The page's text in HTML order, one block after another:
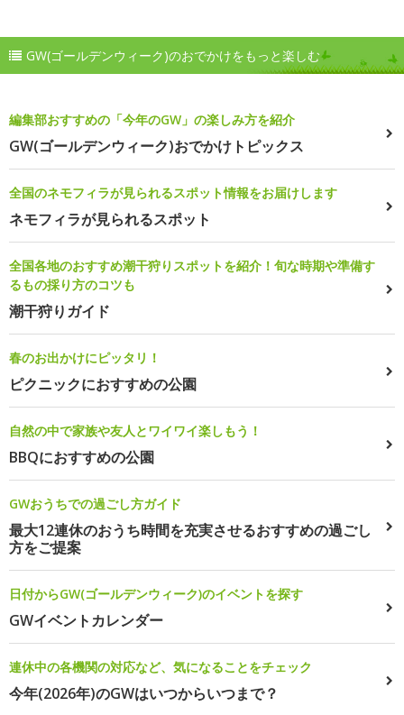
GW(ゴールデンウィーク)のおでかけをもっと楽しむ
編集部おすすめの「今年のGW」の楽しみ方を紹介
GW(ゴールデンウィーク)おでかけトピックス
全国のネモフィラが見られるスポット情報をお届けします
ネモフィラが見られるスポット
全国各地のおすすめ潮干狩りスポットを紹介！旬な時期や準備す
るもの採り方のコツも
潮干狩りガイド
春のお出かけにピッタリ！
ピクニックにおすすめの公園
自然の中で家族や友人とワイワイ楽しもう！
BBQにおすすめの公園
GWおうちでの過ごし方ガイド
最大12連休のおうち時間を充実させるおすすめの過ごし
方をご提案
日付からGW(ゴールデンウィーク)のイベントを探す
GWイベントカレンダー
連休中の各機関の対応など、気になることをチェック
今年(2026年)のGWはいつからいつまで？